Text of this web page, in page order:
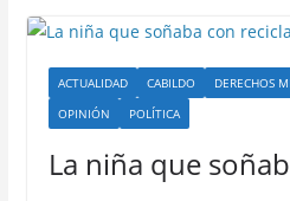
ACTUALIDAD CABILDO DERECHOS
OPINIÓN
POLÍTICA
La niña que